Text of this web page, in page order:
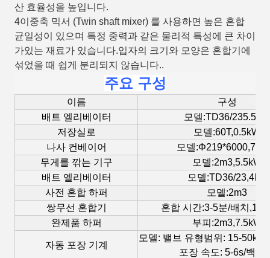
산 효율성을 높입니다.
4이중축 믹서 (Twin shaft mixer) 를 사용하면 높은 혼합
균일성이 있으며 특정 중력과 같은 물리적 특성에 큰 차이
가있는 재료가 있습니다.입자의 크기와 모양은 혼합기에
섞었을 때 쉽게 분리되지 않습니다..
주요 구성
이름
구성
배트 엘리베이터
모델:TD36/235.5kW
저장실로
모델:60T,0.5kW
나사 컨베이어
모델
무게를 깎는 기구
모델:2m3,5.5kW
배트 엘리베이터
모델:TD36/23,4kw
사전 혼합 하퍼
모델:2m3
쌍무선 혼합기
혼합 시간:3-5분/배치
완제품 하퍼
부피:2m3,7.5kW
자동 포장 기계
모델: 밸브 유형범위: 15-50kg
포장 속도: 5-6s/백